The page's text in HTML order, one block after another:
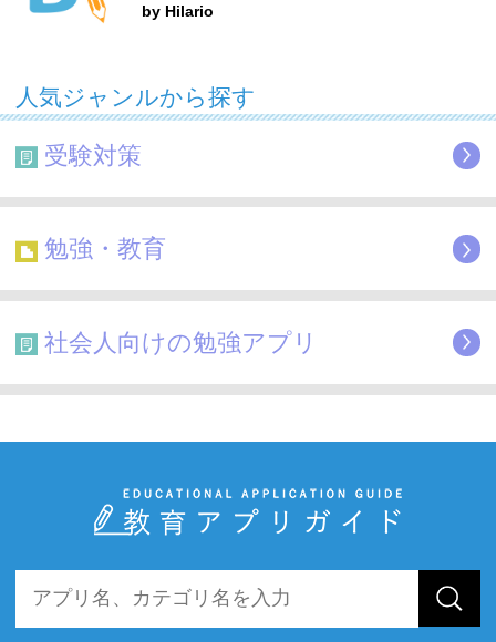
by Hilario
人気ジャンルから探す
受験対策
勉強・教育
社会人向けの勉強アプリ